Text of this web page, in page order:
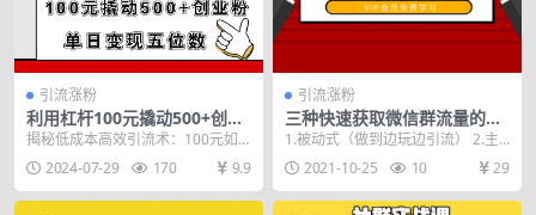
引流涨粉
利用杠杆100元撬动500+创业
粉，单日变现5位数
揭秘低成本高效引流术：100元如
何撬动500+高质量创业粉丝的实战
秘籍 在网赚与...
2024-07-29 170 9.9
引流涨粉
三种快速获取微信群流量的方
法和变现的技巧
1.被动式（做到边玩边引流） 2.主
动式（无脑操作） 3.裂变式（资源
最大化利用...
2021-10-25 10 29